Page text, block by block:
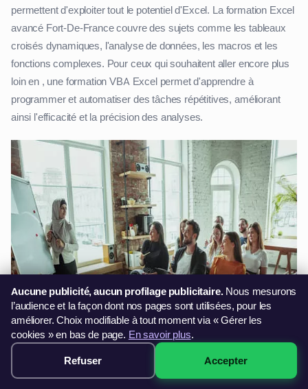
permettent d'exploiter tout le potentiel d'Excel. La formation Excel
avancé Fort-De-France couvre des sujets comme les tableaux
croisés dynamiques, l'analyse de données, les macros et les
fonctions complexes. Pour ceux qui souhaitent aller encore plus
loin en , une formation VBA Excel permet d'apprendre à
programmer et automatiser des tâches répétitives, améliorant
ainsi l'efficacité et la précision des analyses.
299€ · Voir les sessions →
Aucune publicité, aucun profilage publicitaire.Nous mesurons
l’audience et la façon dont nos pages sont utilisées, pour les
améliorer. Choix modifiable à tout moment via « Gérer les
cookies » en bas de page. En savoir plus.
Refuser Accepter